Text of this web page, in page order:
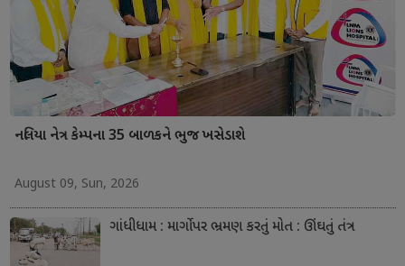
નલિયા નેત્ર કેમ્પના 35 બાળકને ભુજ ખસેડાશે
August 09, Sun, 2026
ગાંધીધામ : માર્ગો પર ભ્રમણ કરતું મોત : ઊંઘતું તંત્ર